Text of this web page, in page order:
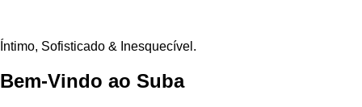
Íntimo, Sofisticado & Inesquecível.
Bem-Vindo ao Suba